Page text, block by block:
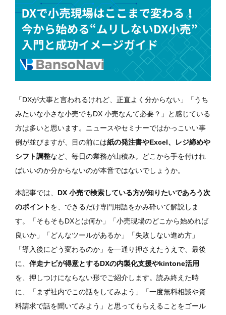
「DXが大事と言われるけれど、正直よく分からない」「うち
みたいな小さな小売でもDX 小売なんて必要？」と感じている
方は多いと思います。ニュースやセミナーではかっこいい事
例が並びますが、目の前には紙の発注書やExcel、レジ締めや
シフト調整など、毎日の業務が山積み。どこから手を付けれ
ばいいのか分からないのが本音ではないでしょうか。
本記事では、 DX 小売で検索している方が知りたいであろう次
のポイントを、できるだけ専門用語をかみ砕いて解説しま
す。「そもそもDXとは何か」「小売現場のどこから始めれば
良いか」「どんなツールがあるか」「失敗しない進め方」
「導入後にどう変わるのか」を一通り押さえたうえで、最後
に、 伴走ナビが得意とするDXの内製化支援やkintone活用
を、押しつけにならない形でご紹介します。読み終えた時
に、「まず社内でこの話をしてみよう」「一度無料相談や資
料請求で話を聞いてみよう」と思ってもらえることをゴール